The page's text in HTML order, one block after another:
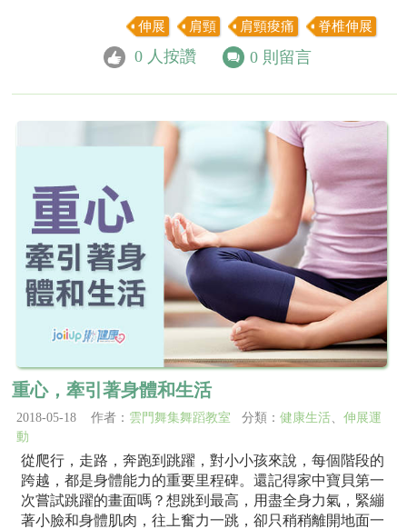
伸展 肩頸 肩頸痠痛 脊椎伸展
0 人按讚 0 則留言
重心，牽引著身體和生活
2018-05-18 作者： 雲門舞集舞蹈教室 分類： 健康生活
伸展運
動
從爬行，走路，奔跑到跳躍，對小小孩來說，每個階段的
跨越，都是身體能力的重要里程碑。還記得家中寶貝第一
次嘗試跳躍的畫面嗎？想跳到最高，用盡全身力氣，緊繃
著小臉和身體肌肉，往上奮力一跳，卻只稍稍離開地面一